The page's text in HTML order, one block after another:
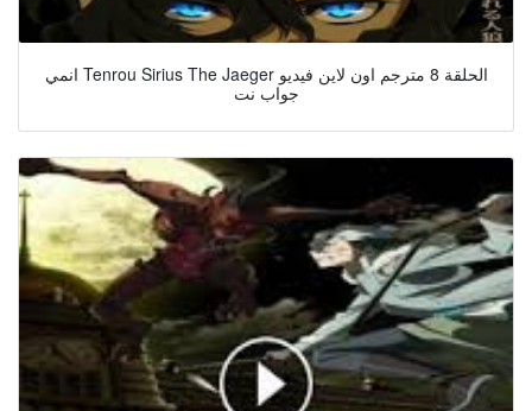
انمي Tenrou Sirius The Jaeger الحلقة 8 مترجم اون لاين فيديو
جواب نت